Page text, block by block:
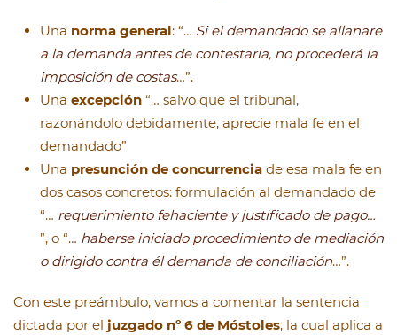
Una norma general: “… Si el demandado se allanare
a la demanda antes de contestarla, no procederá la
imposición de costas…”.
Una excepción “… salvo que el tribunal,
razonándolo debidamente, aprecie mala fe en el
demandado”
Una presunción de concurrencia de esa mala fe en
dos casos concretos: formulación al demandado de
“… requerimiento fehaciente y justificado de pago…
”, o “… haberse iniciado procedimiento de mediación
o dirigido contra él demanda de conciliación…”.
Con este preámbulo, vamos a comentar la sentencia
dictada por el juzgado nº 6 de Móstoles, la cual aplica a